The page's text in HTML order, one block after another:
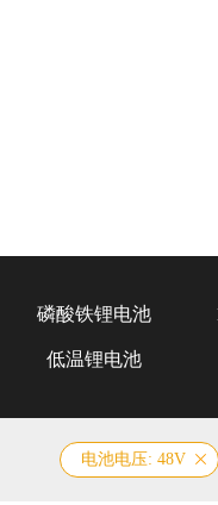
磷酸铁锂电池
低温锂电池
电池电压: 48V